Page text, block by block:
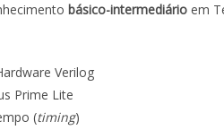
básico-intermediário em
Verilog
Prime Lite
(timing)